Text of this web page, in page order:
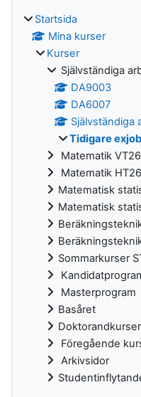
Startsida
Mina kurser
Kurser
Självständiga
DA9003
DA6007
Självständiga
Tidigare
Matematik VT26
Matematik HT26
Matematisk
Matematisk
Sommarkurser
Masterprogram
Basåret
Föregående
Arkivsidor